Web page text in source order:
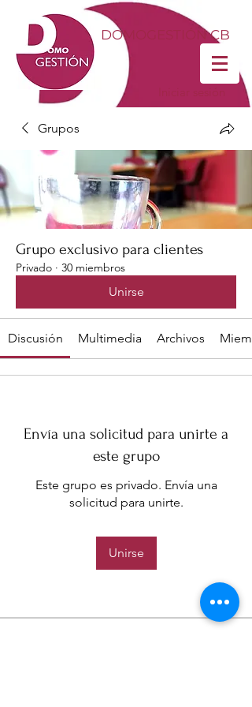
DOMOGESTIÓN CB
Grupos
Grupo exclusivo para clientes
Privado · 30 miembros
Unirse
Discusión Multimedia Archivos
Envía una solicitud para unirte a
este grupo
Este grupo es privado. Envía una
solicitud para unirte.
Unirse